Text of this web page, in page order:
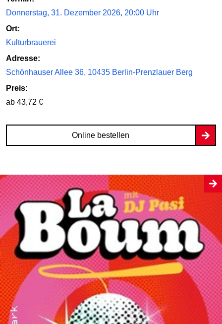
Donnerstag, 31. Dezember 2026, 20:00 Uhr
Ort:
Kulturbrauerei
Adresse:
Schönhauser Allee 36, 10435 Berlin-Prenzlauer Berg
Preis:
ab 43,72 €
Online bestellen